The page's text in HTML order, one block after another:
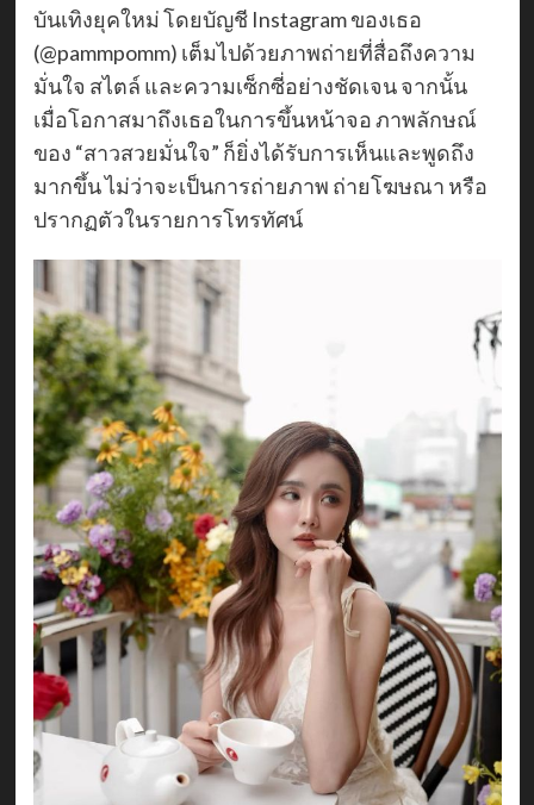
บันเทิงยุคใหม่ โดยบัญชี Instagram ของเธอ
(@pammpomm) เต็มไปด้วยภาพถ่ายที่สื่อถึงความ
มั่นใจ สไตล์ และความเซ็กซี่อย่างชัดเจน จากนั้น
เมื่อโอกาสมาถึงเธอในการขึ้นหน้าจอ ภาพลักษณ์
ของ “สาวสวยมั่นใจ” ก็ยิ่งได้รับการเห็นและพูดถึง
มากขึ้น ไม่ว่าจะเป็นการถ่ายภาพ ถ่ายโฆษณา หรือ
ปรากฏตัวในรายการโทรทัศน์